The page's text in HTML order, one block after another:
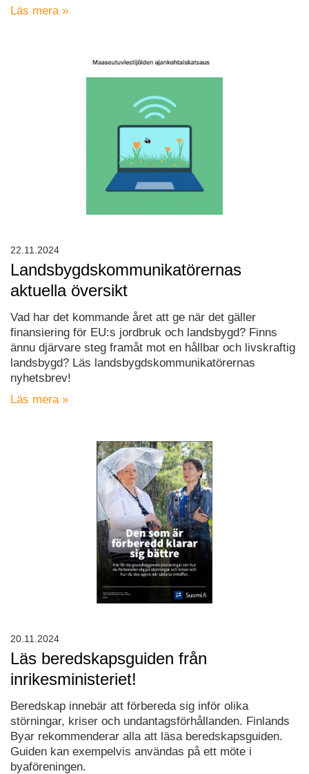
Läs mera »
Landsbygdskommunikatörernas
aktuella översikt
Vad har det kommande året att ge när det gäller
finansiering för EU:s jordbruk och landsbygd? Finns
ännu djärvare steg framåt mot en hållbar och livskraftig
landsbygd? Läs landsbygdskommunikatörernas
nyhetsbrev!
Läs mera »
22.11.2024
Läs beredskapsguiden från
inrikesministeriet!
Beredskap innebär att förbereda sig inför olika
störningar, kriser och undantagsförhållanden. Finlands
Byar rekommenderar alla att läsa beredskapsguiden.
Guiden kan exempelvis användas på ett möte i
byaföreningen.
20.11.2024